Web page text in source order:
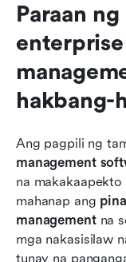
Paraan
hakbang-
Ang pagpili ng
management
na
mahanap ang
management na
mga nakasisilaw
tunay na